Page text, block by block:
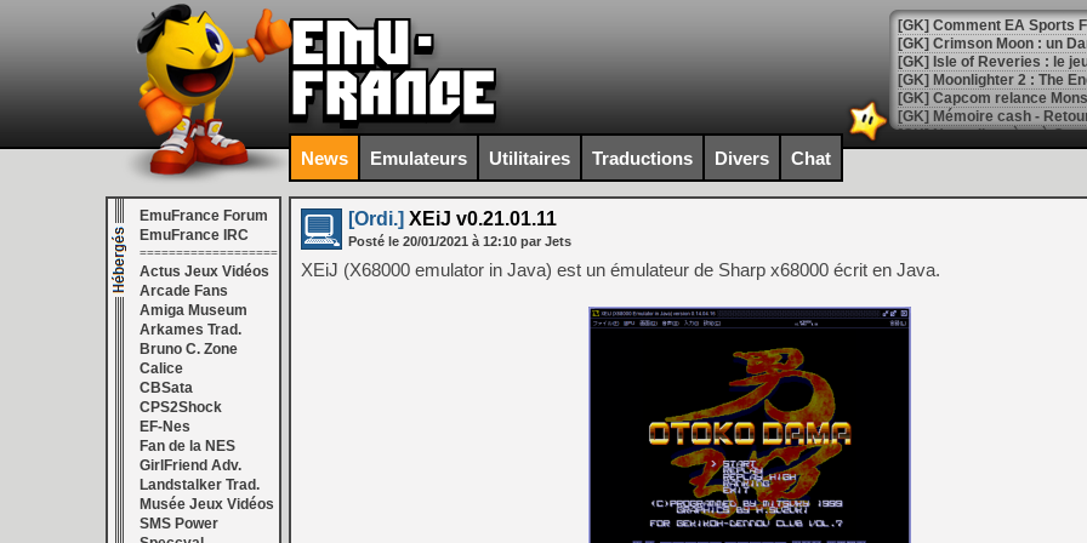
[GK] Comment EA Sports
[GK] Crimson Moon : un
[GK] Isle of Reveries : le
[GK] Moonlighter 2 : The
[GK] Capcom relance
[Mo5] Deux inédits du
[GK] Le beat'em up The
[GK] Endless Legend 2 :
[LS] [PS5] Le WebKit
[GK] Oubliez Crazy Taxi,
[LS] [Switch] NSZ 5.0.0
[GK] No More Room in
[GK] Un chatbot Atelier
[GK] Mémoire cash -
News Emulateurs Utilitaires Traductions Divers Chat
EmuFrance Forum
EmuFrance IRC
===================
Actus Jeux Vidéos
Arcade Fans
Amiga Museum
Arkames Trad.
Bruno C. Zone
Calice
CBSata
CPS2Shock
EF-Nes
Fan de la NES
GirlFriend Adv.
Landstalker Trad.
Musée Jeux Vidéos
SMS Power
[Ordi.] XEiJ v0.21.01.11
Posté le 20/01/2021 à 12:10 par Jets
XEiJ (X68000 emulator in Java) est un émulateur de Sharp x68000 écrit en Java.